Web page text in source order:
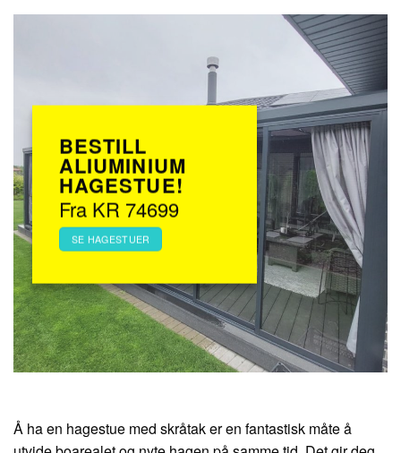
BESTILL
ALIUMINIUM
HAGESTUE!
Fra KR 74699
SE HAGESTUER
Å ha en hagestue med skråtak er en fantastisk måte å